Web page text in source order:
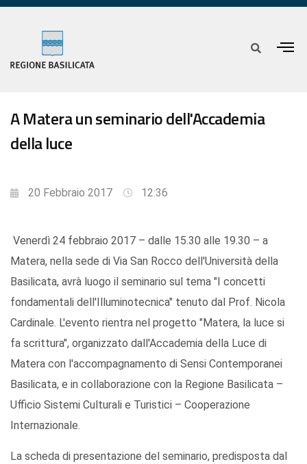
A Matera un seminario dell'Accademia
della luce
20 Febbraio 2017 12:36
Venerdì 24 febbraio 2017 – dalle 15.30 alle 19.30 – a
Matera, nella sede di Via San Rocco dell'Università della
Basilicata, avrà luogo il seminario sul tema "I concetti
fondamentali dell'Illuminotecnica" tenuto dal Prof. Nicola
Cardinale. L'evento rientra nel progetto "Matera, la luce si
fa scrittura", organizzato dall'Accademia della Luce di
Matera con l'accompagnamento di Sensi Contemporanei
Basilicata, e in collaborazione con la Regione Basilicata –
Ufficio Sistemi Culturali e Turistici – Cooperazione
Internazionale.
La scheda di presentazione del seminario, predisposta dal